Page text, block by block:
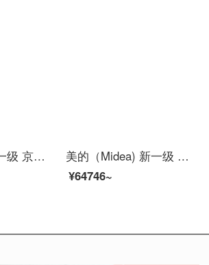
美的(Midea) 新一级 京锦 智能家电 变频冷暖 1.5匹壁挂式空调KFR-35GW/BDN8Y-QJ200(1)
美的（Midea) 新一级 钰行 智能家电 变频冷暖 智能语音空调 3匹客厅圆柱空调立式柜机KFR-72LW/N8MZA1
¥64746~